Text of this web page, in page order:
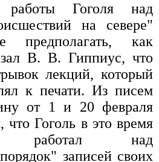
работы Гоголя над
на севере"
предполагать, как
В. В. Гиппиус, что
лекций, который
к печати. Из писем
от 1 и 20 февраля
что Гоголь в это время
работал над
записей своих